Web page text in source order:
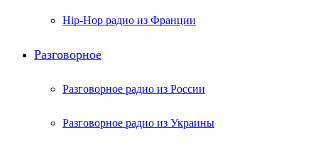
Hip-Hop радио из Франции
Разговорное
Разговорное радио из России
Разговорное радио из Украины